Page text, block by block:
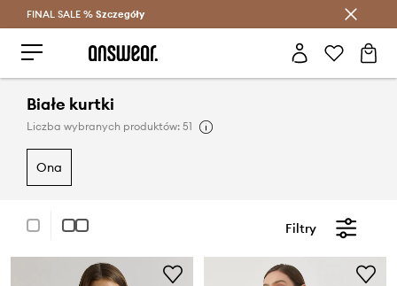
Oszczędzaj z Answear Club >
FINAL SALE % Szczegóły
Białe kurtki
Liczba wybranych produktów: 51
ona
Filtry